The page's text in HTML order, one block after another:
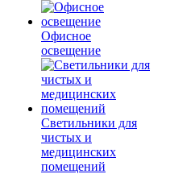
Офисное
освещение
Светильники для
чистых и
медицинских
помещений